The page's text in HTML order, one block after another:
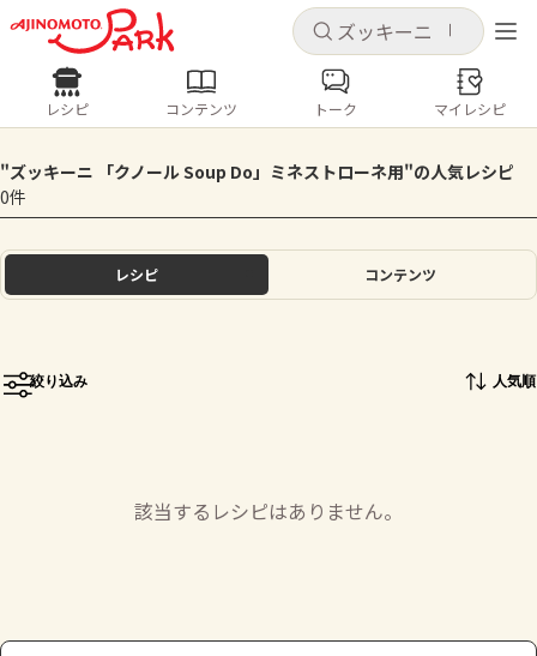
キャンセル
ログインするとレシピを保存できます
ログイン 新規登録
ホーム
キャンセル
レシピ コンテンツ
人気の食材・レシピ
きゅうり
とうもろこし
レシピ コンテンツ トーク マイレシピ
"ズッキーニ 「クノール Soup Do」ミネストローネ用"の人気レシピ
0件
レシピ コンテンツ
絞り込み 人気順
該当するレシピはありません。